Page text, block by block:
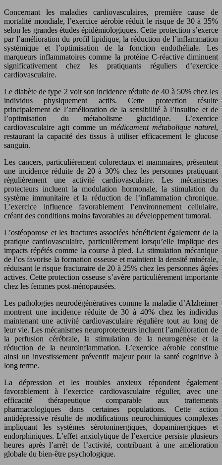
Concernant les maladies cardiovasculaires, première cause de
mortalité mondiale, l’exercice aérobie réduit le risque de 30 à 35%
selon les grandes études épidémiologiques. Cette protection s’exerce
par l’amélioration du profil lipidique, la réduction de l’inflammation
systémique et l’optimisation de la fonction endothéliale. Les
marqueurs inflammatoires comme la protéine C-réactive diminuent
significativement chez les pratiquants réguliers d’exercice
cardiovasculaire.
Le diabète de type 2 voit son incidence réduite de 40 à 50% chez les
individus physiquement actifs. Cette protection résulte
principalement de l’amélioration de la sensibilité à l’insuline et de
l’optimisation du métabolisme glucidique. L’exercice
cardiovasculaire agit comme un médicament métabolique naturel,
restaurant la capacité des tissus à utiliser efficacement le glucose
sanguin.
Les cancers, particulièrement colorectaux et mammaires, présentent
une incidence réduite de 20 à 30% chez les personnes pratiquant
régulièrement une activité cardiovasculaire. Les mécanismes
protecteurs incluent la modulation hormonale, la stimulation du
système immunitaire et la réduction de l’inflammation chronique.
L’exercice influence favorablement l’environnement cellulaire,
créant des conditions moins favorables au développement tumoral.
L’ostéoporose et les fractures associées bénéficient également de la
pratique cardiovasculaire, particulièrement lorsqu’elle implique des
impacts répétés comme la course à pied. La stimulation mécanique
de l’os favorise la formation osseuse et maintient la densité minérale,
réduisant le risque fracturaire de 20 à 25% chez les personnes âgées
actives. Cette protection osseuse s’avère particulièrement importante
chez les femmes post-ménopausées.
Les pathologies neurodégénératives comme la maladie d’Alzheimer
montrent une incidence réduite de 30 à 40% chez les individus
maintenant une activité cardiovasculaire régulière tout au long de
leur vie. Les mécanismes neuroprotecteurs incluent l’amélioration de
la perfusion cérébrale, la stimulation de la neurogenèse et la
réduction de la neuroinflammation. L’exercice aérobie constitue
ainsi un investissement préventif majeur pour la santé cognitive à
long terme.
La dépression et les troubles anxieux répondent également
favorablement à l’exercice cardiovasculaire régulier, avec une
efficacité thérapeutique comparable aux traitements
pharmacologiques dans certaines populations. Cette action
antidépressive résulte de modifications neurochimiques complexes
impliquant les systèmes sérotoninergiques, dopaminergiques et
endorphiniques. L’effet anxiolytique de l’exercice persiste plusieurs
heures après l’arrêt de l’activité, contribuant à une amélioration
globale du bien-être psychologique.